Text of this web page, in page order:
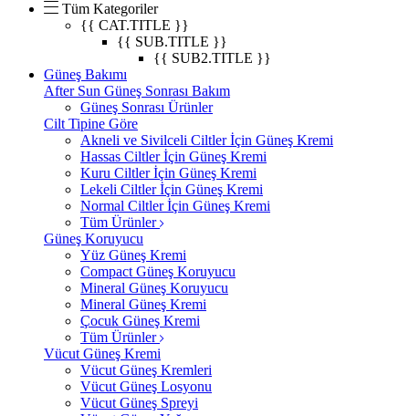
Tüm Kategoriler
{{ CAT.TITLE }}
{{ SUB.TITLE }}
{{ SUB2.TITLE }}
Güneş Bakımı
After Sun Güneş Sonrası Bakım
Güneş Sonrası Ürünler
Cilt Tipine Göre
Akneli ve Sivilceli Ciltler İçin Güneş Kremi
Hassas Ciltler İçin Güneş Kremi
Kuru Ciltler İçin Güneş Kremi
Lekeli Ciltler İçin Güneş Kremi
Normal Ciltler İçin Güneş Kremi
Tüm Ürünler
Güneş Koruyucu
Yüz Güneş Kremi
Compact Güneş Koruyucu
Mineral Güneş Koruyucu
Mineral Güneş Kremi
Çocuk Güneş Kremi
Tüm Ürünler
Vücut Güneş Kremi
Vücut Güneş Kremleri
Vücut Güneş Losyonu
Vücut Güneş Spreyi